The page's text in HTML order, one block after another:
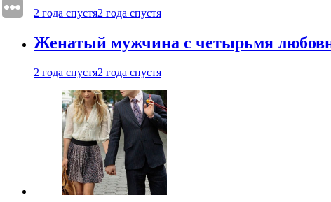
2 года спустя2 года спустя
Женатый мужчина с четырьмя
2 года спустя2 года спустя